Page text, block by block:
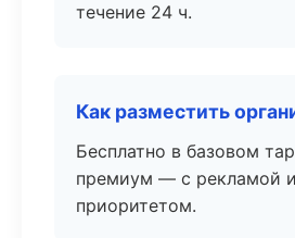
течение 24 ч.
Как разместить
Бесплатно в базовом
премиум — с рекламой и
приоритетом.